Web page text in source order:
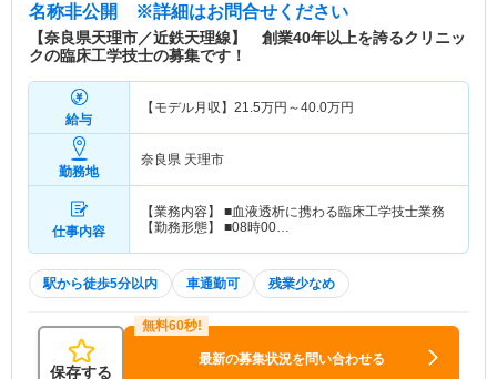
名称非公開 ※詳細はお問合せください
【奈良県天理市／近鉄天理線】 創業40年以上を誇るクリニッ
クの臨床工学技士の募集です！
給与
【モデル月収】 21.5万円～40.0万円
勤務地
奈良県 天理市
仕事内容
【業務内容】 ■血液透析に携わる臨床工学技士業務
【勤務形態】 ■08時00…
駅から徒歩5分以内 車通勤可 残業少なめ
保存する
最新の募集状況を問い合わせる